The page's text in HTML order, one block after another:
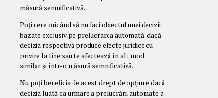
măsură semnificativă.
Poți cere oricând să nu faci obiectul unei decizii
bazate exclusiv pe prelucrarea automată, dacă
decizia respectivă produce efecte juridice cu
privire la tine sau te afectează în alt mod
similar și într-o măsură semnificativă.
Nu poți beneficia de acest drept de opțiune dacă
decizia luată ca urmare a prelucrării automate a